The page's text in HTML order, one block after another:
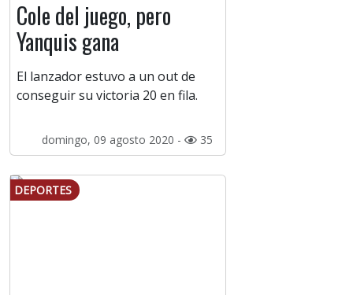
Cole del juego, pero
Yanquis gana
El lanzador estuvo a un out de
conseguir su victoria 20 en fila.
domingo, 09 agosto 2020 - 35
DEPORTES